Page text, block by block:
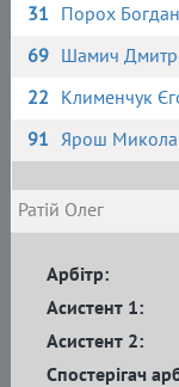
31 Порох Богдан
69 Шамич
22 Клименчук
91 Ярош Микола
Ратій Олег
Арбітр:
Асистент 1:
Асистент 2:
Спостерігач